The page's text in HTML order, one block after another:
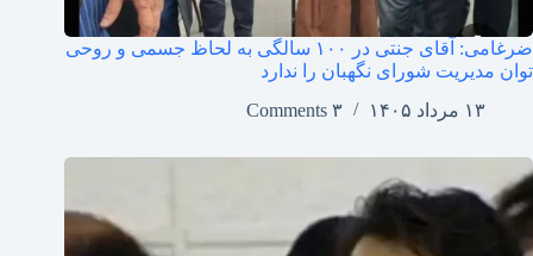
ضرغامی: آقای جنتی در ۱۰۰ سالگی به لحاظ جسمی و روحی
توان مدیریت شورای نگهبان را ندارد
۱۳ مرداد ۱۴۰۵
۳ Comments